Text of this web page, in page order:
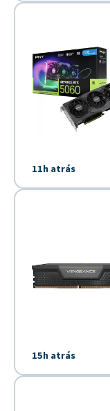
11h atrás
15h atrás